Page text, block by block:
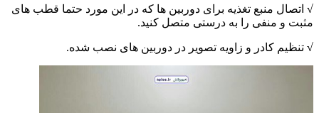
اتصال منبع تغذیه برای دوربین ها که در این مورد حتما قطب های
و منفی را به درستی متصل کنید.
تنظیم کادر و زاویه تصویر در دوربین های نصب شده.